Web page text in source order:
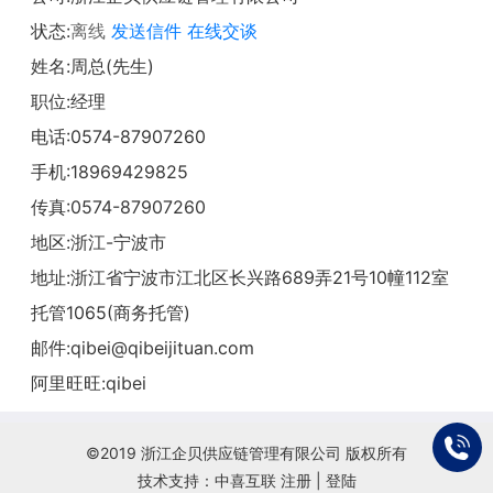
状态:离线 发送信件 在线交谈
姓名:周总(先生)
职位:经理
电话:0574-87907260
手机:18969429825
传真:0574-87907260
地区:浙江-宁波市
地址:浙江省宁波市江北区长兴路689弄21号10幢112室
托管1065(商务托管)
邮件:qibei@qibeijituan.com
阿里旺旺:qibei
©2019 浙江企贝供应链管理有限公司 版权所有
技术支持：中喜互联 注册| 登陆